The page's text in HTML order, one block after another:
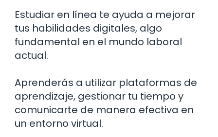
Estudiar en línea te ayuda a mejorar
tus habilidades digitales, algo
fundamental en el mundo laboral
actual.
Aprenderás a utilizar plataformas de
aprendizaje, gestionar tu tiempo y
comunicarte de manera efectiva en
un entorno virtual.